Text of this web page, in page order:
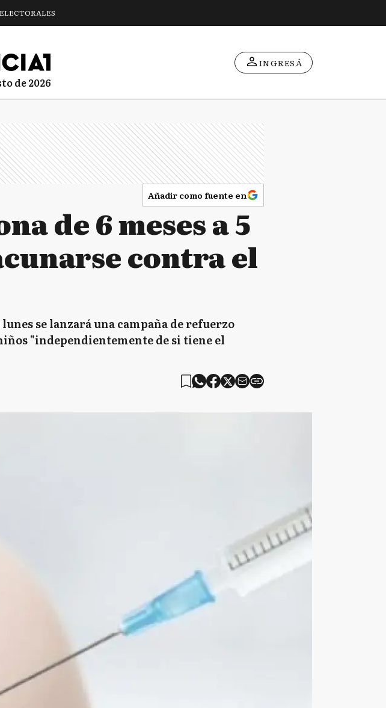
de 2026
INGRESÁ
Añadir como fuente en
de 6 meses a 5
contra el
se lanzará una campaña de refuerzo
"independientemente de si tiene el